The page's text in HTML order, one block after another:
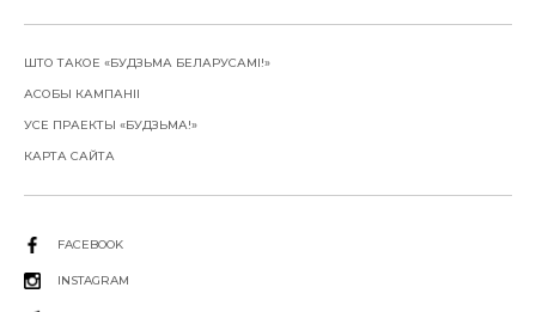
ШТО ТАКОЕ «БУДЗЬМА БЕЛАРУСАМІ!»
АСОБЫ КАМПАНІІ
УСЕ ПРАЕКТЫ «БУДЗЬМА!»
КАРТА САЙТА
FACEBOOK
INSTAGRAM